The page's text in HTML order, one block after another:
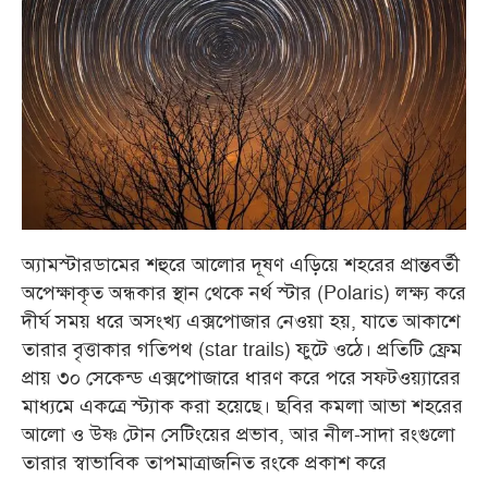
অ্যামস্টারডামের শহুরে আলোর দূষণ এড়িয়ে শহরের প্রান্তবর্তী
অপেক্ষাকৃত অন্ধকার স্থান থেকে নর্থ স্টার (Polaris) লক্ষ্য করে
দীর্ঘ সময় ধরে অসংখ্য এক্সপোজার নেওয়া হয়, যাতে আকাশে
তারার বৃত্তাকার গতিপথ (star trails) ফুটে ওঠে। প্রতিটি ফ্রেম
প্রায় ৩০ সেকেন্ড এক্সপোজারে ধারণ করে পরে সফটওয়্যারের
মাধ্যমে একত্রে স্ট্যাক করা হয়েছে। ছবির কমলা আভা শহরের
আলো ও উষ্ণ টোন সেটিংয়ের প্রভাব, আর নীল-সাদা রংগুলো
তারার স্বাভাবিক তাপমাত্রাজনিত রংকে প্রকাশ করে